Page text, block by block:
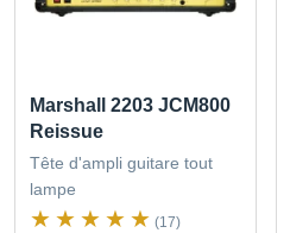
Marshall 2203 JCM800
Reissue
Tête d'ampli guitare tout
lampe
(17)